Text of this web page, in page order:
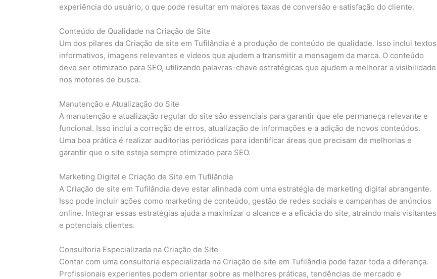
experiência do usuário, o que pode resultar em maiores taxas de conversão e satisfação do cliente.
Conteúdo de Qualidade na Criação de Site
Um dos pilares da Criação de site em Tufilândia é a produção de conteúdo de qualidade. Isso inclui textos
informativos, imagens relevantes e vídeos que ajudem a transmitir a mensagem da marca. O conteúdo
deve ser otimizado para SEO, utilizando palavras-chave estratégicas que ajudem a melhorar a visibilidade
nos motores de busca.
Manutenção e Atualização do Site
A manutenção e atualização regular do site são essenciais para garantir que ele permaneça relevante e
funcional. Isso inclui a correção de erros, atualização de informações e a adição de novos conteúdos.
Uma boa prática é realizar auditorias periódicas para identificar áreas que precisam de melhorias e
garantir que o site esteja sempre otimizado para SEO.
Marketing Digital e Criação de Site em Tufilândia
A Criação de site em Tufilândia deve estar alinhada com uma estratégia de marketing digital abrangente.
Isso pode incluir ações como marketing de conteúdo, gestão de redes sociais e campanhas de anúncios
online. Integrar essas estratégias ajuda a maximizar o alcance e a eficácia do site, atraindo mais visitantes
e potenciais clientes.
Consultoria Especializada na Criação de Site
Contar com uma consultoria especializada na Criação de site em Tufilândia pode fazer toda a diferença.
Profissionais experientes podem orientar sobre as melhores práticas, tendências de mercado e